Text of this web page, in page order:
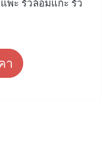
พะ รั้วล้อมแกะ รั้ว
า